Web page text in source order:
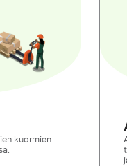
kuormien